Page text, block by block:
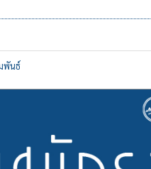
พันธ์